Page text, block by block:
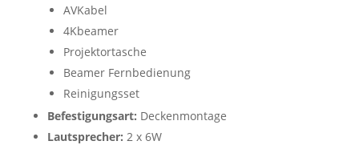
AVKabel
4Kbeamer
Projektortasche
Beamer Fernbedienung
Reinigungsset
Befestigungsart: Deckenmontage
Lautsprecher: 2 x 6W